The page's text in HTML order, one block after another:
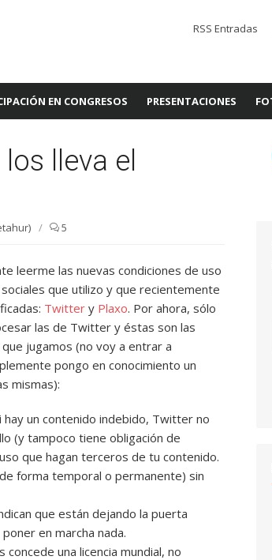
RSS Entradas
EN CONGRESOS PRESENTACIONES
lleva el
/ 5
leerme las nuevas condiciones de uso
que utilizo y que recientemente
Twitter y Plaxo. Por ahora, sólo
las de Twitter y éstas son las
jugamos (no voy a entrar a
pongo en conocimiento un
mismas):
un contenido indebido, Twitter no
(y tampoco tiene obligación de
que hagan terceros de tu contenido.
forma temporal o permanente) sin
que están dejando la puerta
en marcha nada.
una licencia mundial, no